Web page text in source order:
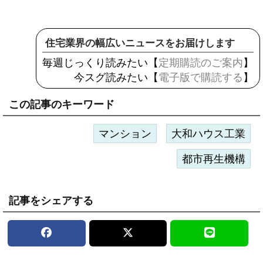
住宅業界の幅広いニュースをお届けします
毎週じっくり読みたい【 定期購読のご案内 】
今スグ読みたい【 電子版で購読する 】
この記事のキーワード
マンション 大和ハウス工業
都市再生機構
記事をシェアする